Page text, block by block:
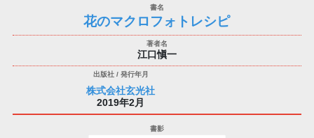
花のマクロフォトレシピ
江口愼一
株式会社玄光社
2019年2月